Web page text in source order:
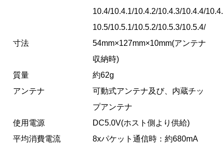
10.4/10.4.1/10.4.2/10.4.3/10.4.4/
10.5/10.5.1/10.5.2/10.5.3/10.5.4/
寸法
54mm×127mm×10mm(アンテナ
収納時)
質量
約62g
アンテナ
可動式アンテナ及び、内蔵チッ
プアンテナ
使用電源
DC5.0V(ホスト側より供給)
平均消費電流
8xパケット通信時：約680mA